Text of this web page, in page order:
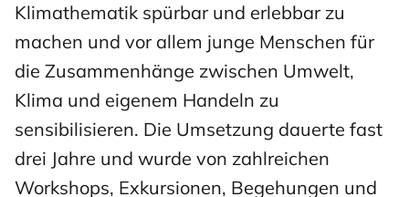
Klimathematik spürbar und erlebbar zu
machen und vor allem junge Menschen für
die Zusammenhänge zwischen Umwelt,
Klima und eigenem Handeln zu
sensibilisieren. Die Umsetzung dauerte fast
drei Jahre und wurde von zahlreichen
Workshops, Exkursionen, Begehungen und